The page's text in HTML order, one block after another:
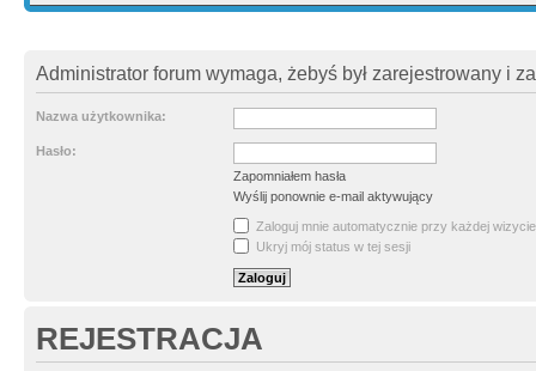
Administrator forum wymaga, żebyś był zarejestrowany i
Nazwa użytkownika:
Hasło:
Zapomniałem hasła
Wyślij ponownie e-mail aktywujący
Zaloguj mnie automatycznie przy każdej wizycie
Ukryj mój status w tej sesji
REJESTRACJA